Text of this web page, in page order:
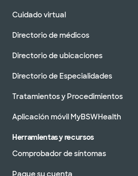
Cuidado virtual
Directorio de médicos
Directorio de ubicaciones
Directorio de Especialidades
Tratamientos y Procedimientos
Aplicación móvil MyBSWHealth
Herramientas y recursos
Comprobador de síntomas
Pague su cuenta